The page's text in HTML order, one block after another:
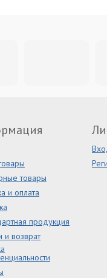
товары
и оплата
продукция
и возврат